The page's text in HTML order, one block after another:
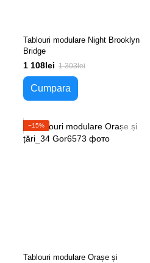
Tablouri modulare Night Brooklyn
Bridge
1 108lei 1 303lei
Cumpara
−15%
Tablouri modulare Orașe și